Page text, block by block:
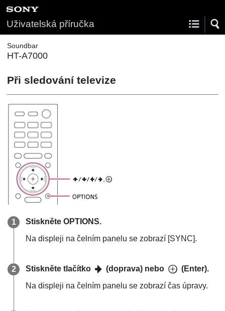
Uživatelská příručka
Soundbar
HT-A7000
Při sledování televize
Stiskněte OPTIONS.
Na displeji na čelním panelu se zobrazí [SYNC].
Stiskněte tlačítko (doprava) nebo
(Enter).
Na displeji na čelním panelu se zobrazí čas úpravy.